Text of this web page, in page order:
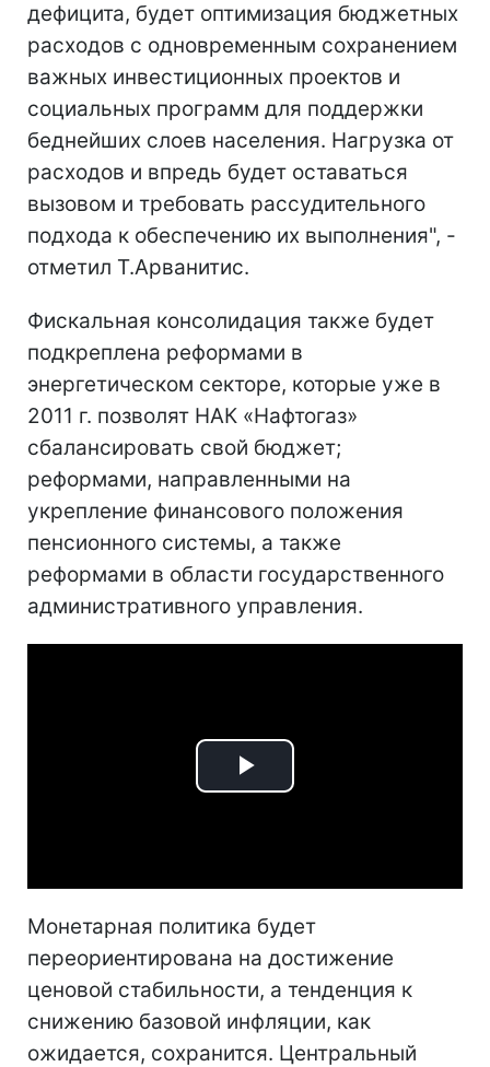
дефицита, будет оптимизация бюджетных
расходов с одновременным сохранением
важных инвестиционных проектов и
социальных программ для поддержки
беднейших слоев населения. Нагрузка от
расходов и впредь будет оставаться
вызовом и требовать рассудительного
подхода к обеспечению их выполнения", -
отметил Т.Арванитис.
Фискальная консолидация также будет
подкреплена реформами в
энергетическом секторе, которые уже в
2011 г. позволят НАК «Нафтогаз»
сбалансировать свой бюджет;
реформами, направленными на
укрепление финансового положения
пенсионного системы, а также
реформами в области государственного
административного управления.
Play
Монетарная политика будет
переориентирована на достижение
ценовой стабильности, а тенденция к
снижению базовой инфляции, как
ожидается, сохранится. Центральный